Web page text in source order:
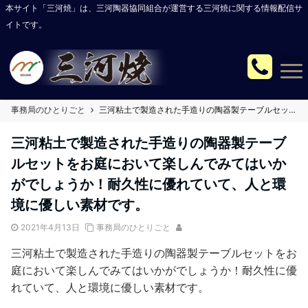
本サイト「三河焼」は、三河陶器協同組合が運営する三河焼に関する情報配信サ
イトです。
Menu
事務局のひとりごと 三河粘土で製造された手造りの陶器製テーブルセットをお庭において楽しんでみてはいかがでしょうか！耐久性に優れていて、人と環境に優しい素材です。
三河粘土で製造された手造りの陶器製テーブ
ルセットをお庭において楽しんでみてはいか
がでしょうか！耐久性に優れていて、人と環
境に優しい素材です。
2021年4月13日 事務局のひとりごと
三河粘土で製造された手造りの陶器製テーブルセットをお
庭において楽しんでみてはいかがでしょうか！耐久性に優
れていて、人と環境に優しい素材です。